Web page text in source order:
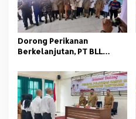
i
p
o
s
Dorong Perikanan
Berkelanjutan, PT BLL
dengan Pelatihan Alat
Tangkap